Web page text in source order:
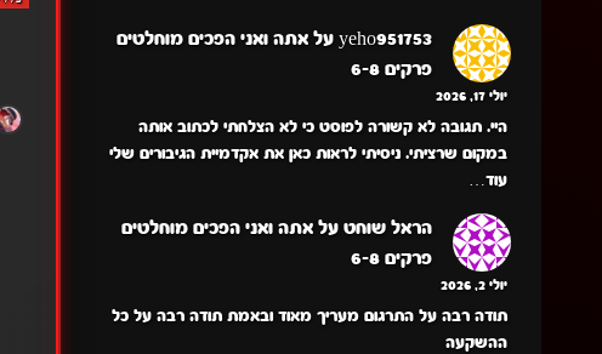
yeho951753 עלאתה ואני הפכים מוחלטים
פרקים 6-8
יולי 17, 2026
היי. תגובה לא קשורה לפוסט כי לא הצלחתי לכתוב אותה
במקום שרציתי. ניסיתי לראות כאן את אקדמיית הגיבורים שלי
עוד…
הראל שוחט עלאתה ואני הפכים מוחלטים
פרקים 6-8
יולי 2, 2026
תודה רבה על התרגום מעריך מאוד ובאמת תודה רבה על כל
ההשקעה